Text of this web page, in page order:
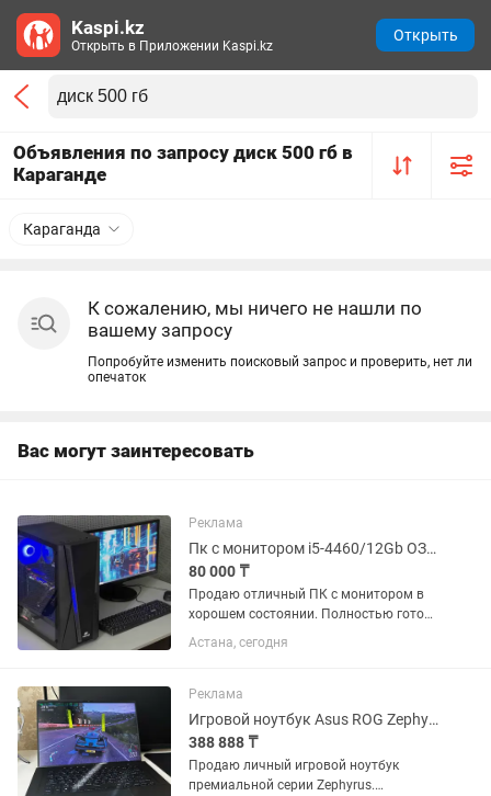
Объявления по запросу диск 500 гб в
Караганде
Караганда
К сожалению, мы ничего не нашли по
вашему запросу
Попробуйте изменить поисковый запрос и проверить, нет ли
опечаток
Вас могут заинтересовать
Реклама
Пк с монитором i5-4460/12Gb ОЗУ/SSD120 и HDD500
80 000 ₸
Продаю отличный ПК с монитором в
хорошем состоянии. Полностью готов
к работе, учебе и повседневным
задачам. Быстрый, мощный пк с SSD
Характеристики: Процессор Intel...
Астана, сегодня
Реклама
Игровой ноутбук Asus ROG Zephyrus M16 [2021]
388 888 ₸
Продаю личный игровой ноутбук
премиальной серии Zephyrus.
Kaspi.kz
Открыть в Приложении Kaspi.kz
Открыть